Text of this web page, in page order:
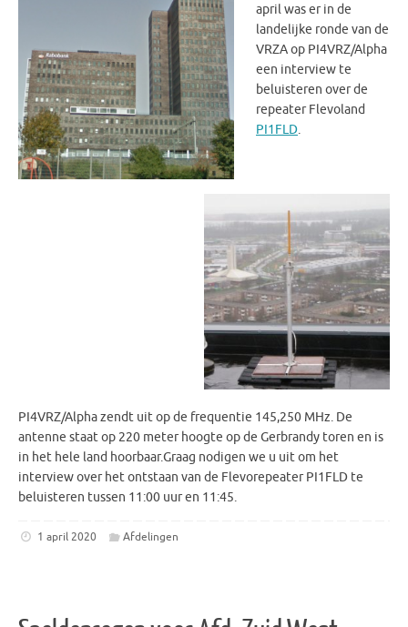
april was er in de
landelijke ronde van de
VRZA op PI4VRZ/Alpha
een interview te
beluisteren over de
repeater Flevoland
PI1FLD.
PI4VRZ/Alpha zendt uit op de frequentie 145,250 MHz. De
antenne staat op 220 meter hoogte op de Gerbrandy toren en is
in het hele land hoorbaar.Graag nodigen we u uit om het
interview over het ontstaan van de Flevorepeater PI1FLD te
beluisteren tussen 11:00 uur en 11:45.
1 april 2020 Afdelingen